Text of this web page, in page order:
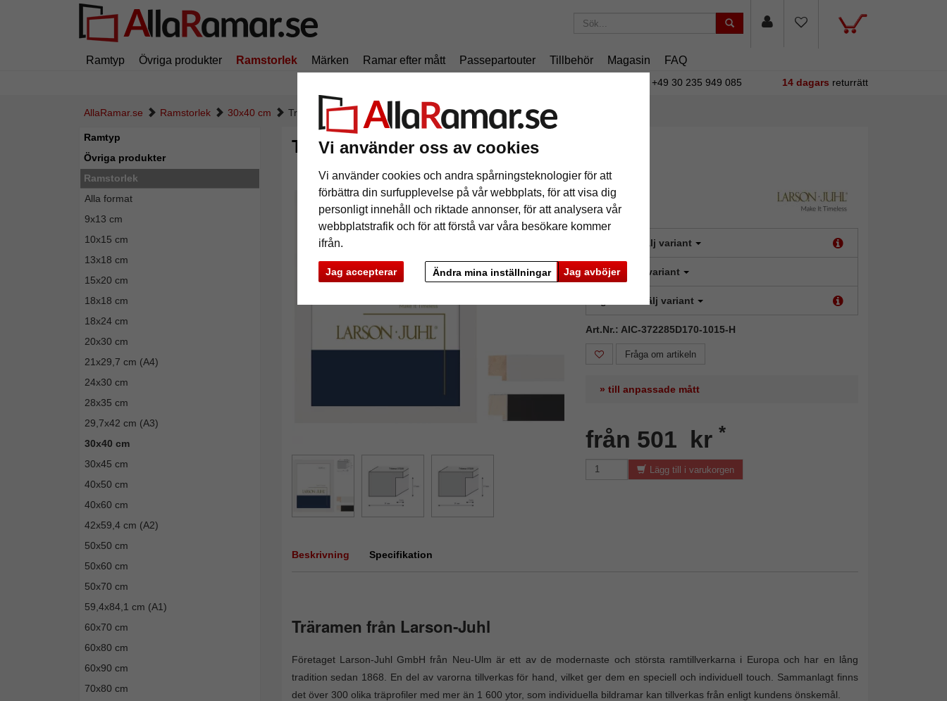
Vi använder oss av cookies
Vi använder cookies och andra spårningsteknologier för att
förbättra din surfupplevelse på vår webbplats, för att visa dig
personligt innehåll och riktade annonser, för att analysera vår
webbplatstrafik och för att förstå var våra besökare kommer
ifrån.
Jag accepterar Jag avböjer
Ändra mina inställningar
Ramtyp Övriga produkter Ramstorlek Märken Ramar efter mått Passepartouter Tillbehör Magasin FAQ
+49 30 235 949 085 14 dagars returrätt
AllaRamar.se Ramstorlek 30x40 cm Träram TRIBECA - 3
Ramtyp
Övriga produkter
Ramstorlek
Alla format
9x13 cm
10x15 cm
13x18 cm
15x20 cm
18x18 cm
18x24 cm
20x30 cm
21x29,7 cm (A4)
24x30 cm
28x35 cm
29,7x42 cm (A3)
30x40 cm
30x45 cm
40x50 cm
40x60 cm
42x59,4 cm (A2)
50x50 cm
50x60 cm
50x70 cm
59,4x84,1 cm (A1)
60x70 cm
60x80 cm
60x90 cm
70x80 cm
Träram TRIBECA - 3
Välj variant
färg: Välj variant
Välj variant
Art.Nr.: AIC-372285D170-1015-H
Fråga om artikeln
» till anpassade mått
från 501 kr *
Lägg till i varukorgen
Beskrivning Specifikation
Träramen från Larson-Juhl
Företaget Larson-Juhl GmbH från Neu-Ulm är ett av de modernaste och största ramtillverkarna i Europa och har en lång
tradition sedan 1868. En del av varorna tillverkas för hand, vilket ger dem en speciell och individuell touch. Sammanlagt finns
det över 300 olika träprofiler med mer än 1 600 ytor, som individuella bildramar kan tillverkas från enligt kundens önskemål.